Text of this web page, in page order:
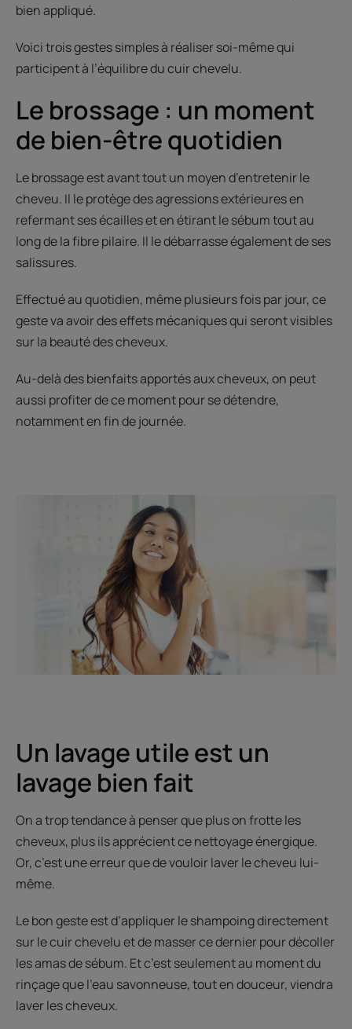
bien appliqué.
Voici trois gestes simples à réaliser soi-même qui
participent à l’équilibre du cuir chevelu.
Le brossage : un moment
de bien-être quotidien
Le brossage est avant tout un moyen d’entretenir le
cheveu. Il le protège des agressions extérieures en
refermant ses écailles et en étirant le sébum tout au
long de la fibre pilaire. Il le débarrasse également de ses
salissures.
Effectué au quotidien, même plusieurs fois par jour, ce
geste va avoir des effets mécaniques qui seront visibles
sur la beauté des cheveux.
Au-delà des bienfaits apportés aux cheveux, on peut
aussi profiter de ce moment pour se détendre,
notamment en fin de journée.
Un lavage utile est un
lavage bien fait
On a trop tendance à penser que plus on frotte les
cheveux, plus ils apprécient ce nettoyage énergique.
Or, c’est une erreur que de vouloir laver le cheveu lui-
même.
Le bon geste est d’appliquer le shampoing directement
sur le cuir chevelu et de masser ce dernier pour décoller
les amas de sébum. Et c’est seulement au moment du
rinçage que l’eau savonneuse, tout en douceur, viendra
laver les cheveux.